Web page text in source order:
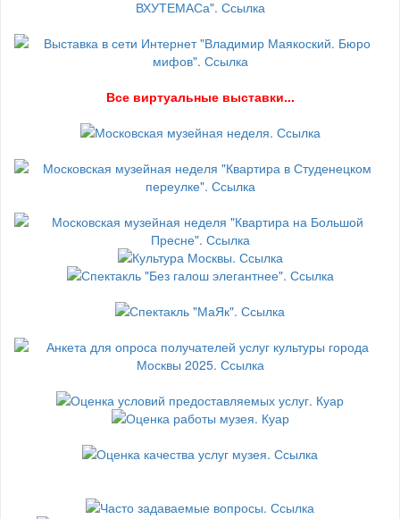
Все виртуальные выставки...